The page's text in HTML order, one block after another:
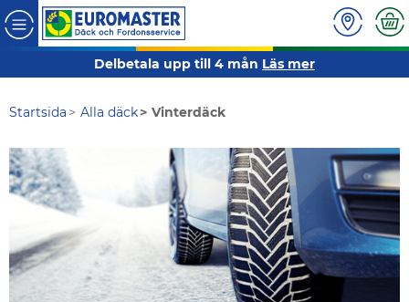
Delbetala upp till 4 mån Läs mer
Startsida Alla däck Vinterdäck